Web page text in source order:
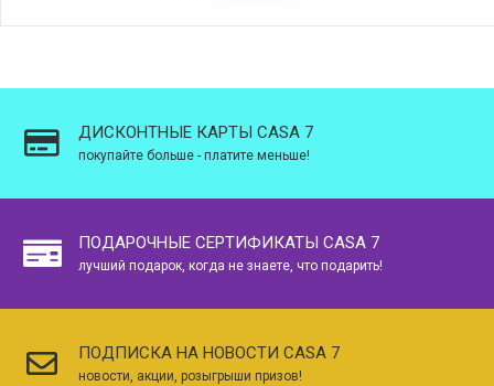
ДИСКОНТНЫЕ КАРТЫ CASA 7
покупайте больше - платите меньше!
ПОДАРОЧНЫЕ СЕРТИФИКАТЫ CASA 7
лучший подарок, когда не знаете, что подарить!
ПОДПИСКА НА НОВОСТИ CASA 7
новости, акции, розыгрыши призов!